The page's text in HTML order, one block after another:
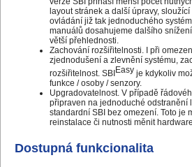
layout stránek a další úpravy,
ovládání již tak jednoduchého
manuálů dosahujeme dalšího
větší přehlednosti.
Zachování rozšiřitelnosti. I při
zjednodušení a zlevnění systému,
rozšiřitelnost. SBI Easy je kdykoliv
funkce / osoby / senzory.
Upgradovatelnost. V případě
připraven na jednoduché odstranění
standardní SBI bez omezení. Toto je
reinstalace či nutnosti měnit
Dostupná funkcionalita